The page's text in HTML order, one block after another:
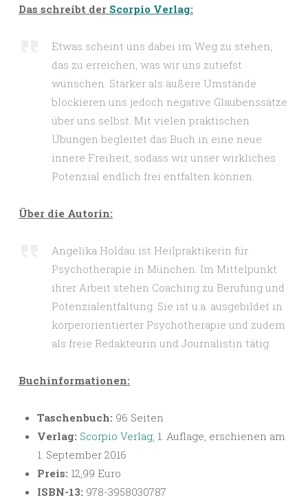
Das schreibt der Scorpio Verlag:
Etwas scheint uns dabei im Weg zu stehen,
das zu erreichen, was wir uns zutiefst
wünschen. Stärker als äußere Umstände
blockieren uns jedoch negative Glaubenssätze
über uns selbst. Mit vielen praktischen
Übungen begleitet das Buch in eine neue
innere Freiheit, sodass wir unser wirkliches
Potenzial endlich frei entfalten können.
Über die Autorin:
Angelika Holdau ist Heilpraktikerin für
Psychotherapie in München. Im Mittelpunkt
ihrer Arbeit stehen Coaching zu Berufung und
Potenzialentfaltung. Sie ist u.a. ausgebildet in
körperorientierter Psychotherapie und zudem
als freie Redakteurin und Journalistin tätig.
Buchinformationen:
Taschenbuch: 96 Seiten
Verlag: Scorpio Verlag, 1. Auflage, erschienen am
1. September 2016
Preis: 12,99 Euro
ISBN-13: 978-3958030787